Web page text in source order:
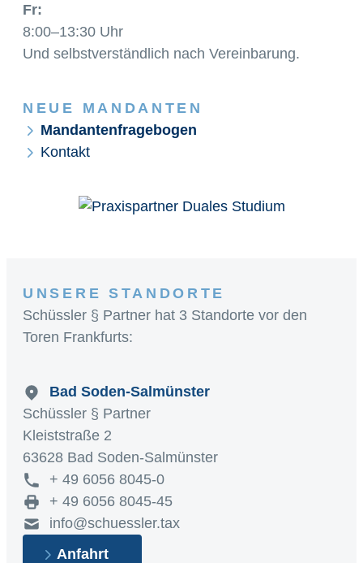
Fr:
8:00–13:30 Uhr
Und selbstverständlich nach Vereinbarung.
NEUE MANDANTEN
Mandantenfragebogen
Kontakt
UNSERE STANDORTE
Schüssler § Partner hat 3 Standorte vor den
Toren Frankfurts:
Bad Soden-Salmünster
Schüssler § Partner
Kleiststraße 2
63628 Bad Soden-Salmünster
+ 49 6056 8045-0
+ 49 6056 8045-45
info@schuessler.tax
Anfahrt